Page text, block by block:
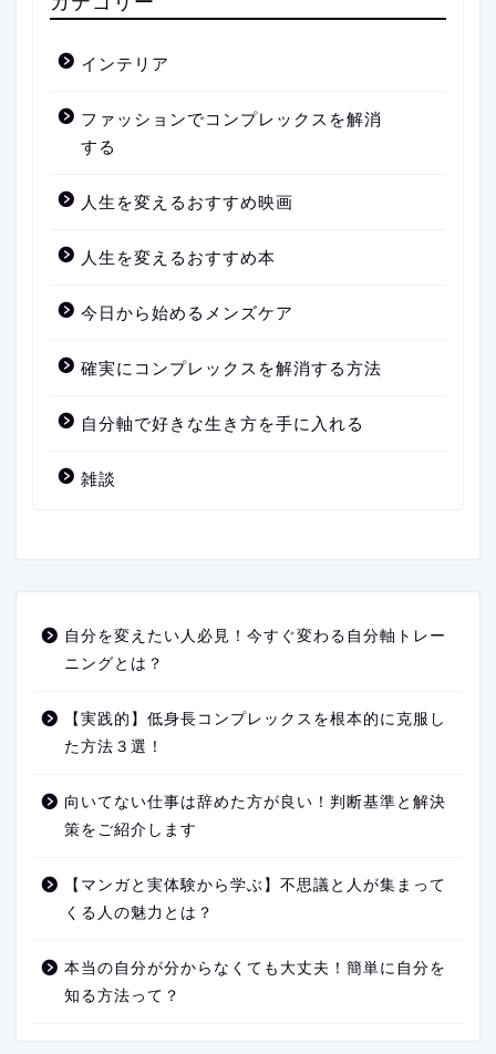
インテリア
ファッションでコンプレックスを解消
する
人生を変えるおすすめ映画
人生を変えるおすすめ本
今日から始めるメンズケア
確実にコンプレックスを解消する方法
自分軸で好きな生き方を手に入れる
雑談
自分を変えたい人必見！今すぐ変わる自分軸トレー
ニングとは？
【実践的】低身長コンプレックスを根本的に克服し
た方法３選！
向いてない仕事は辞めた方が良い！判断基準と解決
策をご紹介します
【マンガと実体験から学ぶ】不思議と人が集まって
くる人の魅力とは？
本当の自分が分からなくても大丈夫！簡単に自分を
知る方法って？